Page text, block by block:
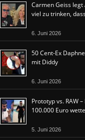
Carmen Geiss
viel zu trinken,
6. Juni 2026
50 Cent-Ex
mit Diddy
6. Juni 2026
Prototyp vs. RAW
100.000 Euro
5. Juni 2026